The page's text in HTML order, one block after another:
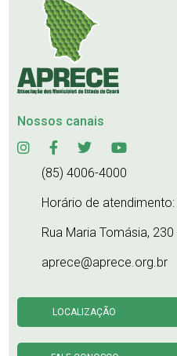
Nossos canais
(85) 4006-4000
Horário de
Rua Maria Tomásia,
aprece@aprece.org.br
LOCALIZAÇÃO